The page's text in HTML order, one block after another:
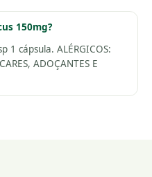
150mg?
1 cápsula. ALÉRGICOS:
ADOÇANTES E